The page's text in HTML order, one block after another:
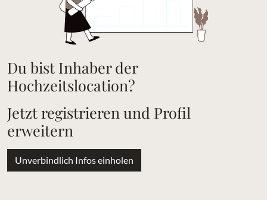
Du bist Inhaber der
Hochzeitslocation?
Jetzt registrieren und Profil
erweitern
Unverbindlich Infos einholen